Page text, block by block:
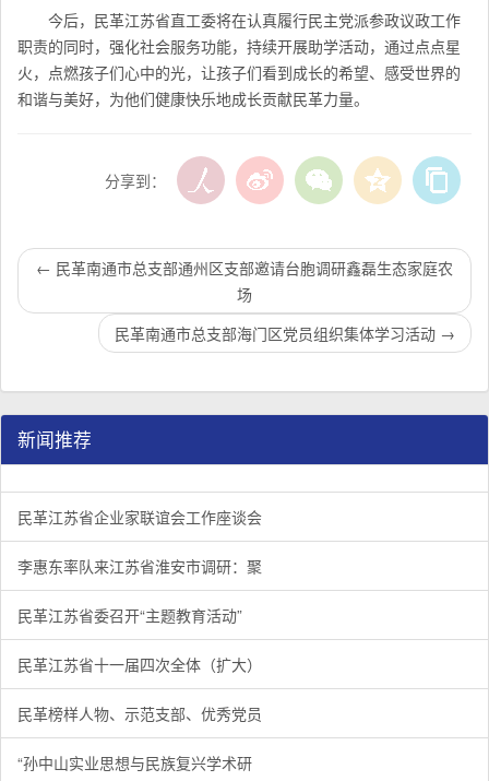
今后，民革江苏省直工委将在认真履行民主党派参政议政工作
职责的同时，强化社会服务功能，持续开展助学活动， 通过点点星
火，点燃孩子们心中的光，让孩子们看到成长的希望、感受世界的
和谐与美好， 为他们健康快乐地成长贡献民革力量。
分享到：
← 民革南通市总支部通州区支部邀请台胞调研鑫磊生态家庭农
场
民革南通市总支部海门区党员组织集体学习活动 →
新闻推荐
民革江苏省企业家联谊会工作座谈会在宁召开
1/3 李惠东率队来江苏省淮安市调研：聚焦民革党员之家建设管
2/3 民革江苏省委召开“主题教育活动” 领导班子民主生活会
3/3
民革江苏省企业家联谊会工作座谈会
李惠东率队来江苏省淮安市调研：聚
民革江苏省委召开“主题教育活动”
民革江苏省十一届四次全体（扩大）
民革榜样人物、示范支部、优秀党员
“孙中山实业思想与民族复兴学术研